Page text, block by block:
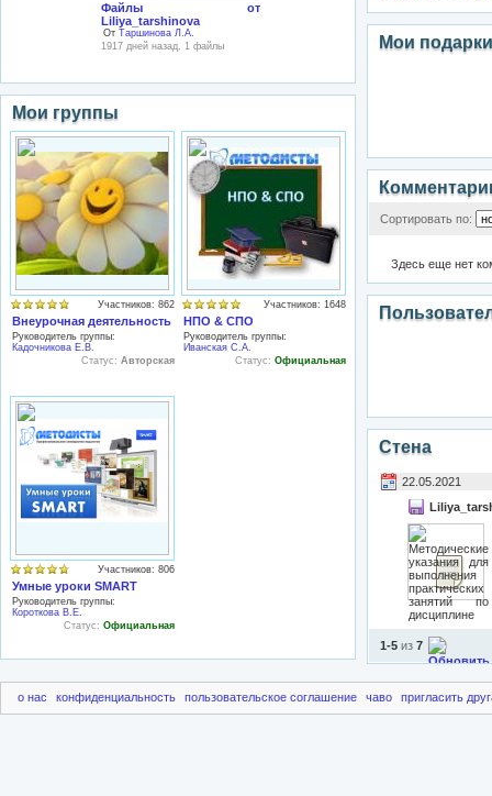
Файлы от
Liliya_tarshinova
От Таршинова Л.А.
1917 дней назад, 1 файлы
Мои группы
Участников: 862
Внеурочная деятельность
Руководитель группы:
Кадочникова Е.В.
Статус: Авторская
Участников: 1648
НПО & СПО
Руководитель группы:
Иванская С.А.
Статус: Официальная
Участников: 806
Умные уроки SMART
Руководитель группы:
Короткова В.Е.
Статус: Официальная
Мои подарки
Сортировать по:
Здесь еще нет
Стена
22.05.2021
1-5 из 7
о нас конфиденциальность пользовательское соглашение чаво пригласить